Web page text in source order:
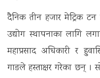
दैनिक तीन हजार मेट्रिक टन
उद्योग स्थापनाका लागि
महाप्रसाद अधिकारी र
गाङले हस्ताक्षर गरेका छन् ।